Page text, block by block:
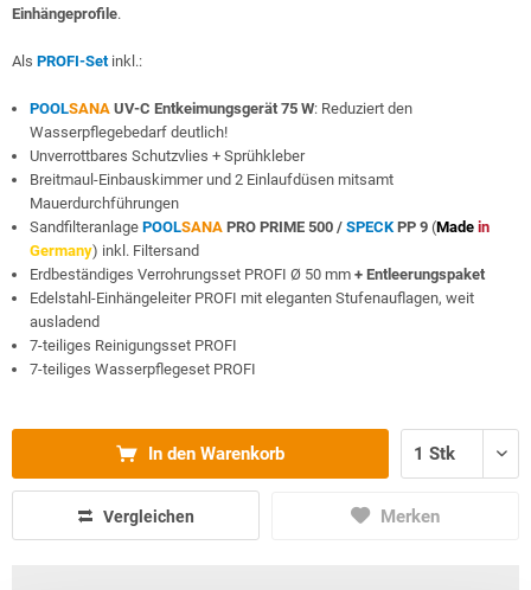
Einhängeprofile.
Als PROFI-Setinkl.:
POOLSANA UV-C Entkeimungsgerät 75 W: Reduziert den
Wasserpflegebedarf deutlich!
Unverrottbares Schutzvlies + Sprühkleber
Breitmaul-Einbauskimmer und 2 Einlaufdüsen mitsamt
Mauerdurchführungen
Sandfilteranlage POOLSANA PRO PRIME 500 / SPECKPP 9 (Made in
Germany) inkl. Filtersand
Erdbeständiges Verrohrungsset PROFI Ø 50 mm + Entleerungspaket
Edelstahl-Einhängeleiter PROFI mit eleganten Stufenauflagen, weit
ausladend
7-teiliges Reinigungsset PROFI
7-teiliges Wasserpflegeset PROFI
In den Warenkorb
Vergleichen Merken